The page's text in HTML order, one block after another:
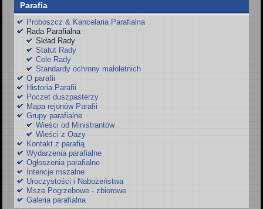
Parafia
Proboszcz & Kancelaria Parafialna
Rada Parafialna
Skład Rady
Statut Rady
Cele Rady
Standardy ochrony małoletnich
O parafii
Historia Parafii
Poczet duszpasterzy
Mapa rejonów Parafii
Grupy parafialne
Wieści od Ministrantów
Wieści z Oazy
Kontakt z parafią
Wydarzenia parafialne
Ogłoszenia parafialne
Intencje mszalne
Uroczystości i Nabożeństwa
Msze Pogrzebowe - zbiorowe
Galeria parafialna